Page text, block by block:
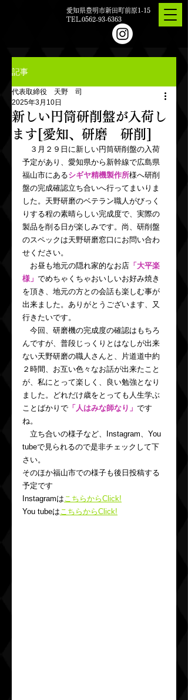
愛知県豊明市新田町前原1-15
TEL.0562-93-6363
記事
新しい円筒研削盤が入荷し
ます[愛知、研磨 研削]
代表取締役 天野 司
2025年3月10日
３月２９日に新しい円筒研削盤の入荷
予定があり、愛知県から新幹線で広島県
福山市にあるシギヤ精機製作所様へ研削
盤の完成確認立ち合いへ行ってまいりま
した。天野研磨のベテラン職人がびっく
りする程の素晴らしい完成度で、実際の
製品を削る日が楽しみです。尚、研削盤
のスペックは天野研磨窓口にお問い合わ
せください。
お昼も地元の隠れ家的なお店 「大平楽
様」 でめちゃくちゃおいしいお好み焼き
を頂き、地元の方との会話も楽しむ事が
出来ました。ありがとうございます、又
行きたいです。
今回、研磨機の完成度の確認はもちろ
んですが、普段じっくりとはなしが出来
ない天野研磨の職人さんと、片道道中約
２時間、お互い色々なお話が出来たこと
が、私にとって楽しく、良い勉強となり
ました。どれだけ歳をとっても人生学ぶ
ことばかりで 「人はみな師なり」 です
ね。
立ち合いの様子など、Instagram、You
tubeで見られるので是非チェックして下
さい。
そのほか福山市での様子も後日投稿する
予定です
InstagramはこちらからClick!
You tubeはこちらからClick!